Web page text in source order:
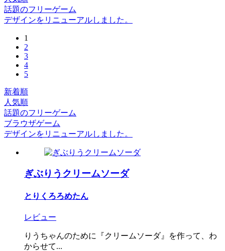
話題のフリーゲーム
デザインをリニューアルしました。
1
2
3
4
5
新着順
人気順
話題のフリーゲーム
ブラウザゲーム
デザインをリニューアルしました。
ぎぶりうクリームソーダ
とりくろろめたん
レビュー
りうちゃんのために『クリームソーダ』を作って、わ
からせて...